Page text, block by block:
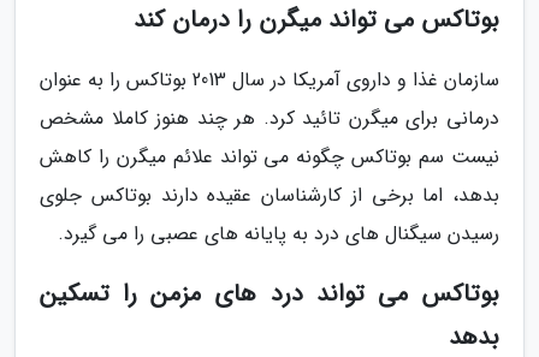
بوتاکس می تواند میگرن را درمان کند
سازمان غذا و داروی آمریکا در سال 2013 بوتاکس را به عنوان
درمانی برای میگرن تائید کرد. هر چند هنوز کاملا مشخص
نیست سم بوتاکس چگونه می تواند علائم میگرن را کاهش
بدهد، اما برخی از کارشناسان عقیده دارند بوتاکس جلوی
رسیدن سیگنال های درد به پایانه های عصبی را می گیرد.
بوتاکس می تواند درد های مزمن را تسکین
بدهد